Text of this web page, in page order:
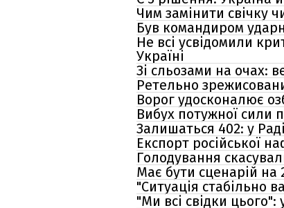
Чим замінити свічку
Був командиром
Не всі усвідомили
Україні
Зі сльозами на очах:
Ретельно
Ворог удосконалює
Вибух потужної сили
Залишаться 402: у
Експорт російської
Голодування
Має бути сценарій на
"Ситуація стабільно
"Ми всі свідки